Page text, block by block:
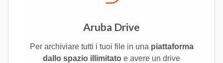
Aruba Drive
Per archiviare tutti i tuoi file in una piattaforma
dallo spazio illimitato e avere un drive